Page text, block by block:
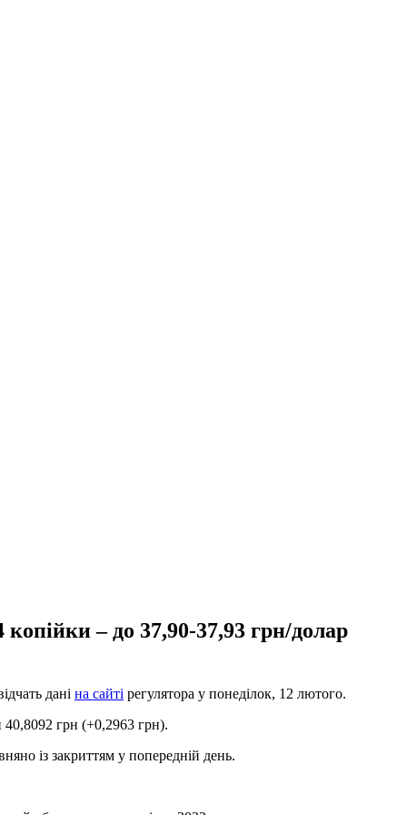
– до 37,90-37,93 грн/долар
дані на сайті регулятора у понеділок, 12 лютого.
40,8092 грн (+0,2963 грн).
із закриттям у попередній день.